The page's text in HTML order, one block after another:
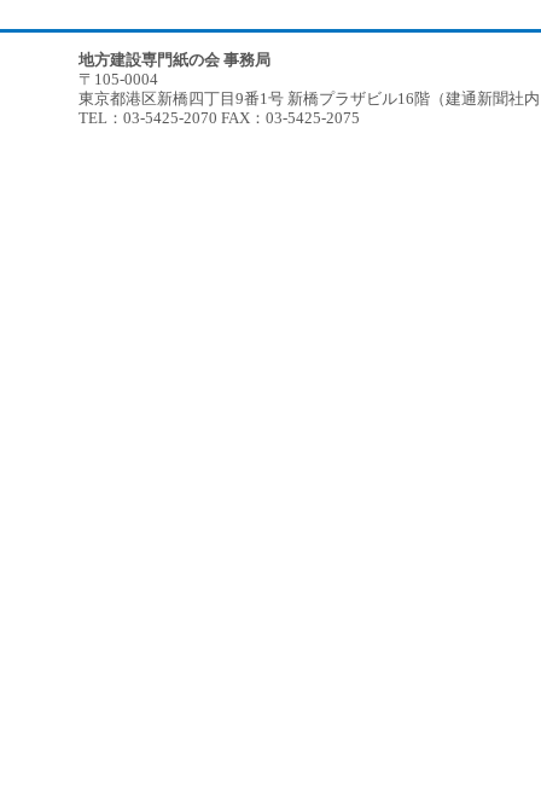
地方建設専門紙の会 事務局
〒105-0004
東京都港区新橋四丁目9番1号 新橋プラザビル16階（建通新聞社
TEL：03-5425-2070 FAX：03-5425-2075